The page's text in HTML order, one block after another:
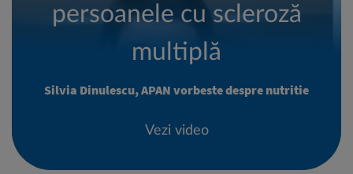
persoanele cu scleroză
multiplă
Silvia Dinulescu, APAN vorbeste despre nutritie
Vezi video